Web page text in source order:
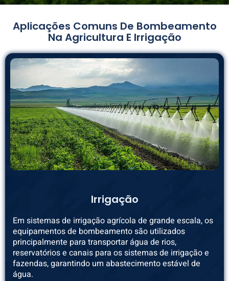
Aplicações Comuns De Bombeamento
Na Agricultura E Irrigação
Irrigação
Em sistemas de irrigação agrícola de grande escala, os
equipamentos de bombeamento são utilizados
principalmente para transportar água de rios,
reservatórios e canais para os sistemas de irrigação e
fazendas, garantindo um abastecimento estável de
água.